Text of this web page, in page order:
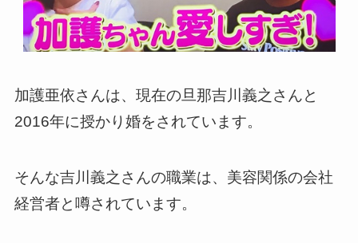
加護亜依さんは、現在の旦那吉川義之さんと
2016年に授かり婚をされています。
そんな吉川義之さんの職業は、美容関係の会社
経営者と噂されています。